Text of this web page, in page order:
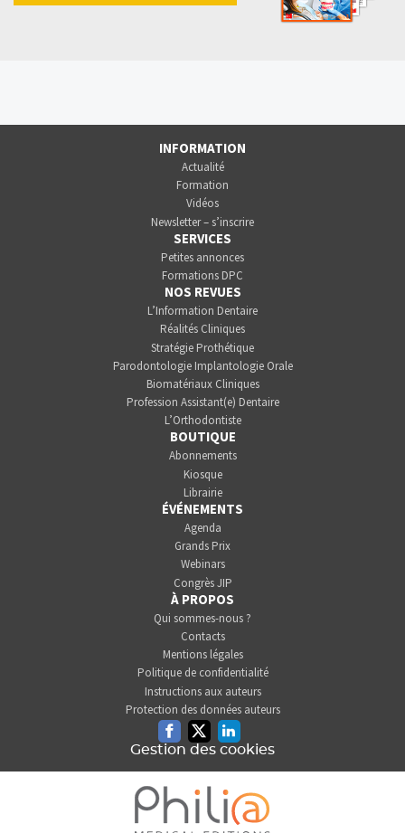
INFORMATION
Actualité
Formation
Vidéos
Newsletter – s’inscrire
SERVICES
Petites annonces
Formations DPC
NOS REVUES
L’Information Dentaire
Réalités Cliniques
Stratégie Prothétique
Parodontologie Implantologie Orale
Biomatériaux Cliniques
Profession Assistant(e) Dentaire
L’Orthodontiste
BOUTIQUE
Abonnements
Kiosque
Librairie
ÉVÉNEMENTS
Agenda
Grands Prix
Webinars
Congrès JIP
À PROPOS
Qui sommes-nous ?
Contacts
Mentions légales
Politique de confidentialité
Instructions aux auteurs
Protection des données auteurs
FacebookTwitterLinkedin
Gestion des cookies